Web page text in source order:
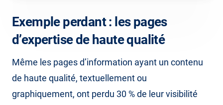
Exemple perdant : les pages
d’expertise de haute qualité
Même les pages d’information ayant un contenu
de haute qualité, textuellement ou
graphiquement, ont perdu 30 % de leur visibilité